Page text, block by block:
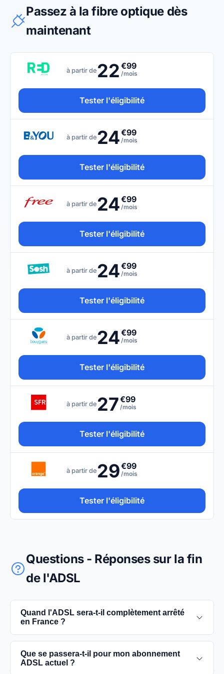
Passez à la fibre optique dès
maintenant
à partir de 22 €99
/mois
Tester l'éligibilité
à partir de 24€99
/mois
Tester l'éligibilité
à partir de 24€99
/mois
Tester l'éligibilité
à partir de 24€99
/mois
Tester l'éligibilité
à partir de 24€99
/mois
Tester l'éligibilité
à partir de 27€99
/mois
Tester l'éligibilité
à partir de 29€99
/mois
Tester l'éligibilité
Questions - Réponses sur la fin
de l'ADSL
Quand l'ADSL sera-t-il complètement arrêté
en France ?
L'extinction complète du réseau ADSL est prévue
pour 2030. D'ici là, les utilisateurs sont
Que se passera-t-il pour mon abonnement
ADSL actuel ?